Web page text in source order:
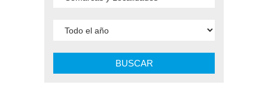
BUSCAR